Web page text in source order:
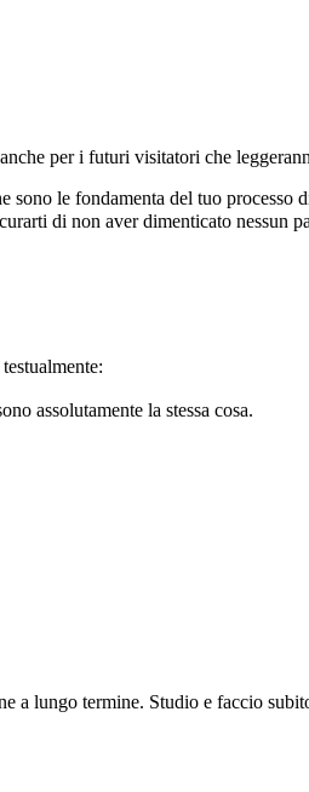
per i futuri visitatori che
le fondamenta del tuo
di non aver dimenticato
assolutamente la stessa cosa.
a lungo termine. Studio e faccio